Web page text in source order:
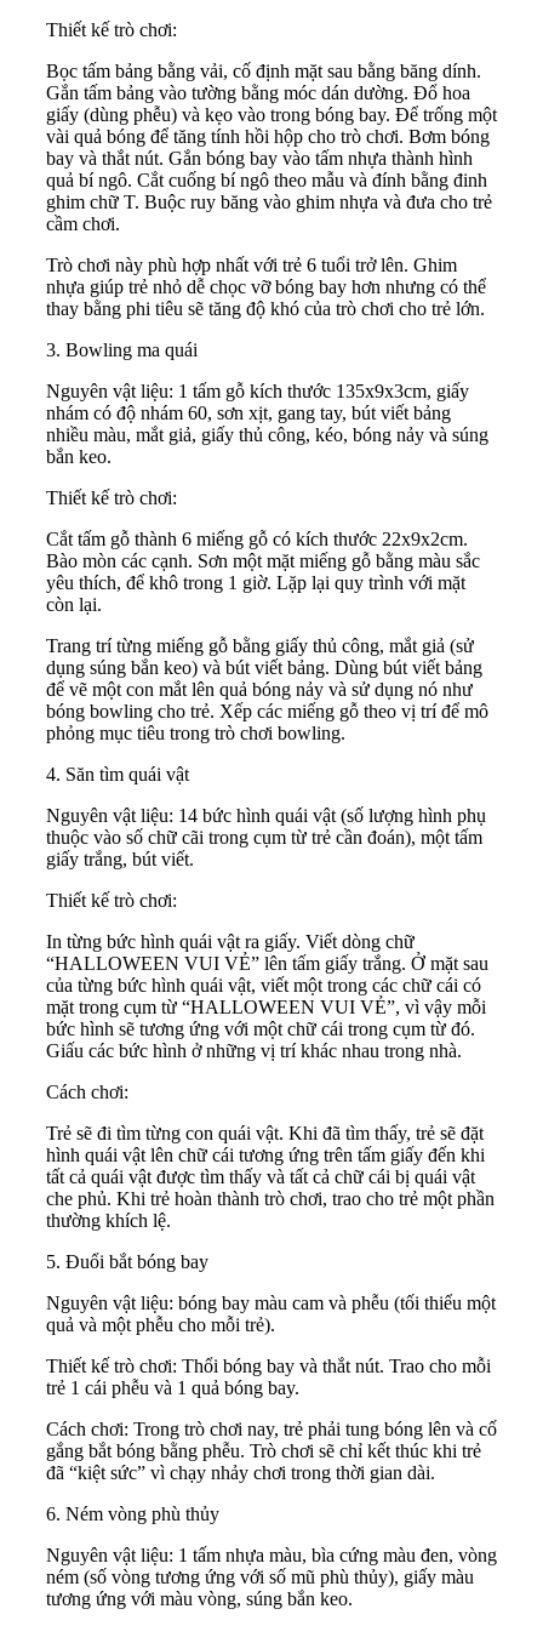
Thiết kế trò chơi:
Bọc tấm bảng bằng vải, cố định mặt sau bằng băng dính.
Gắn tấm bảng vào tường bằng móc dán dường. Đổ hoa
giấy (dùng phễu) và kẹo vào trong bóng bay. Để trống một
vài quả bóng để tăng tính hồi hộp cho trò chơi. Bơm bóng
bay và thắt nút. Gắn bóng bay vào tấm nhựa thành hình
quả bí ngô. Cắt cuống bí ngô theo mẫu và đính bằng đinh
ghim chữ T. Buộc ruy băng vào ghim nhựa và đưa cho trẻ
cầm chơi.
Trò chơi này phù hợp nhất với trẻ 6 tuổi trở lên. Ghim
nhựa giúp trẻ nhỏ dễ chọc vỡ bóng bay hơn nhưng có thể
thay bằng phi tiêu sẽ tăng độ khó của trò chơi cho trẻ lớn.
3. Bowling ma quái
Nguyên vật liệu: 1 tấm gỗ kích thước 135x9x3cm, giấy
nhám có độ nhám 60, sơn xịt, gang tay, bút viết bảng
nhiều màu, mắt giả, giấy thủ công, kéo, bóng nảy và súng
bắn keo.
Thiết kế trò chơi:
Cắt tấm gỗ thành 6 miếng gỗ có kích thước 22x9x2cm.
Bào mòn các cạnh. Sơn một mặt miếng gỗ bằng màu sắc
yêu thích, để khô trong 1 giờ. Lặp lại quy trình với mặt
còn lại.
Trang trí từng miếng gỗ bằng giấy thủ công, mắt giả (sử
dụng súng bắn keo) và bút viết bảng. Dùng bút viết bảng
để vẽ một con mắt lên quả bóng nảy và sử dụng nó như
bóng bowling cho trẻ. Xếp các miếng gỗ theo vị trí để mô
phỏng mục tiêu trong trò chơi bowling.
4. Săn tìm quái vật
Nguyên vật liệu: 14 bức hình quái vật (số lượng hình phụ
thuộc vào số chữ cãi trong cụm từ trẻ cần đoán), một tấm
giấy trắng, bút viết.
Thiết kế trò chơi:
In từng bức hình quái vật ra giấy. Viết dòng chữ
“HALLOWEEN VUI VẺ” lên tấm giấy trắng. Ở mặt sau
của từng bức hình quái vật, viết một trong các chữ cái có
mặt trong cụm từ “HALLOWEEN VUI VẺ”, vì vậy mỗi
bức hình sẽ tương ứng với một chữ cái trong cụm từ đó.
Giấu các bức hình ở những vị trí khác nhau trong nhà.
Cách chơi:
Trẻ sẽ đi tìm từng con quái vật. Khi đã tìm thấy, trẻ sẽ đặt
hình quái vật lên chữ cái tương ứng trên tấm giấy đến khi
tất cả quái vật được tìm thấy và tất cả chữ cái bị quái vật
che phủ. Khi trẻ hoàn thành trò chơi, trao cho trẻ một phần
thường khích lệ.
5. Đuổi bắt bóng bay
Nguyên vật liệu: bóng bay màu cam và phễu (tối thiểu một
quả và một phễu cho mỗi trẻ).
Thiết kế trò chơi: Thổi bóng bay và thắt nút. Trao cho mỗi
trẻ 1 cái phễu và 1 quả bóng bay.
Cách chơi: Trong trò chơi nay, trẻ phải tung bóng lên và cố
gắng bắt bóng bằng phễu. Trò chơi sẽ chỉ kết thúc khi trẻ
đã “kiệt sức” vì chạy nhảy chơi trong thời gian dài.
6. Ném vòng phù thủy
Nguyên vật liệu: 1 tấm nhựa màu, bìa cứng màu đen, vòng
ném (số vòng tương ứng với số mũ phù thủy), giấy màu
tương ứng với màu vòng, súng bắn keo.